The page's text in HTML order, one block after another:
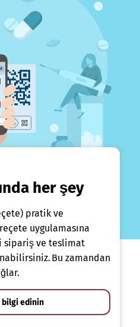
her şey
pratik ve
uygulamasına
sipariş ve teslimat
Bu zamandan
bilgi edinin